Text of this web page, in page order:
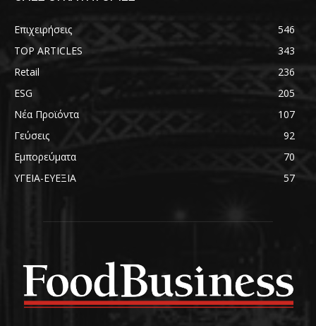
Επιχειρήσεις
546
TOP ARTICLES
343
Retail
236
ESG
205
Νέα Προϊόντα
107
Γεύσεις
92
Εμπορεύματα
70
ΥΓΕΙΑ-ΕΥΕΞΙΑ
57